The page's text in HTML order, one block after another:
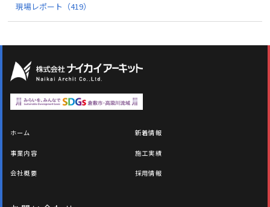
現場レポート （419）
ホーム 新着情報
事業内容 施工実績
会社概要 採用情報